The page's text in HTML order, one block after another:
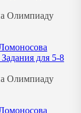
Олимпиаду
для 5-8
Олимпиаду